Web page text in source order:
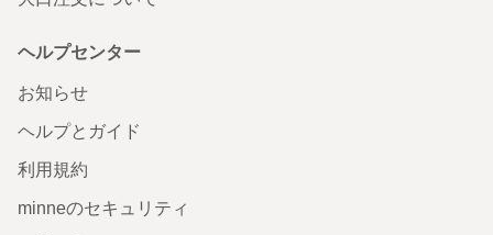
ヘルプセンター
お知らせ
ヘルプとガイド
利用規約
minneのセキュリティ